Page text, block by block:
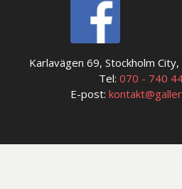
Karlavägen 69, Stockholm
Tel: 070 - 740
E-post: